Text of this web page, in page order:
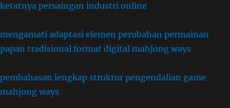
ketatnya persaingan industri online
mengamati adaptasi elemen perubahan permainan
papan tradisional format digital mahjong ways
pembahasan lengkap struktur pengendalian game
mahjong ways